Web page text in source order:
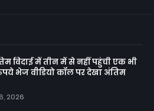
विदाई में तीन में से नहीं पहुंची एक भी
भेज वीडियो कॉल पर देखा अंतिम
2026